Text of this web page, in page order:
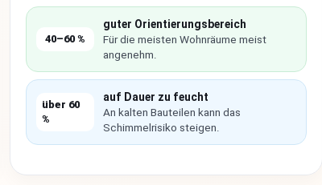
40–60 %
guter Orientierungsbereich
Für die meisten Wohnräume meist
angenehm.
über 60
%
auf Dauer zu feucht
An kalten Bauteilen kann das
Schimmelrisiko steigen.